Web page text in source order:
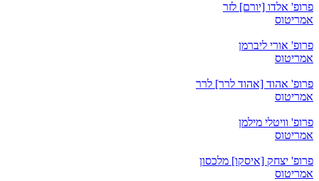
פרופ' אלדו [יורם] לזר
אמריטוס
פרופ' אורי ליברמן
אמריטוס
פרופ' אהוד [אהוד לרר] לרר
אמריטוס
פרופ' וויטלי מילמן
אמריטוס
פרופ' יצחק [איסקו] מלכסון
אמריטוס